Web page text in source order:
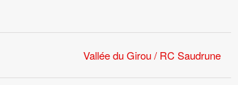
Vallée du Girou / RC Saudrune